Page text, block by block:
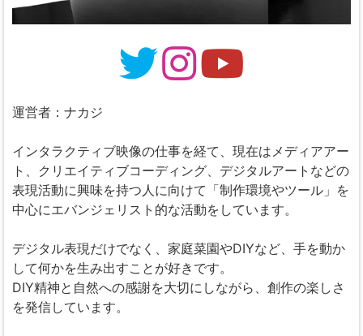
運営者：ナカジ
インタラクティブ映像の仕事を経て、現在はメディアアー
ト、クリエイティブコーディング、デジタルアートなどの
表現活動に興味を持つ人に向けて「制作環境やツール」を
中心にエバンジェリスト的な活動をしています。
デジタル表現だけでなく、家庭菜園やDIYなど、手を動か
して何かを生み出すことが好きです。
DIY精神と自然への感謝を大切にしながら、創作の楽しさ
を発信しています。